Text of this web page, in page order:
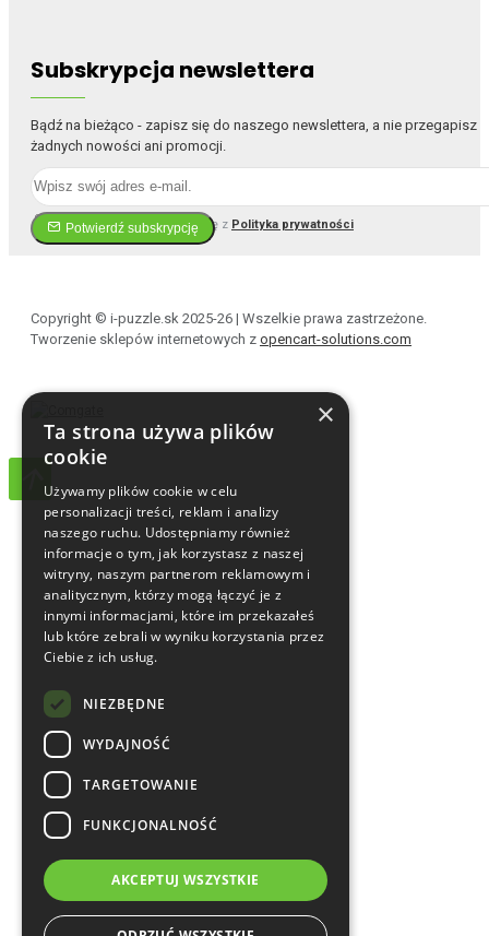
Subskrypcja newslettera
Bądź na bieżąco - zapisz się do naszego newslettera, a nie przegapisz
żadnych nowości ani promocji.
Potwierdź subskrypcję
Przeczytałem i zgadzam się z Polityka prywatności
Copyright © i-puzzle.sk 2025-26 | Wszelkie prawa zastrzeżone.
Tworzenie sklepów internetowych z opencart-solutions.com
×
Ta strona używa plików
cookie
Używamy plików cookie w celu
personalizacji treści, reklam i analizy
naszego ruchu. Udostępniamy również
informacje o tym, jak korzystasz z naszej
witryny, naszym partnerom reklamowym i
analitycznym, którzy mogą łączyć je z
innymi informacjami, które im przekazałeś
lub które zebrali w wyniku korzystania przez
Ciebie z ich usług.
NIEZBĘDNE
WYDAJNOŚĆ
TARGETOWANIE
FUNKCJONALNOŚĆ
AKCEPTUJ WSZYSTKIE